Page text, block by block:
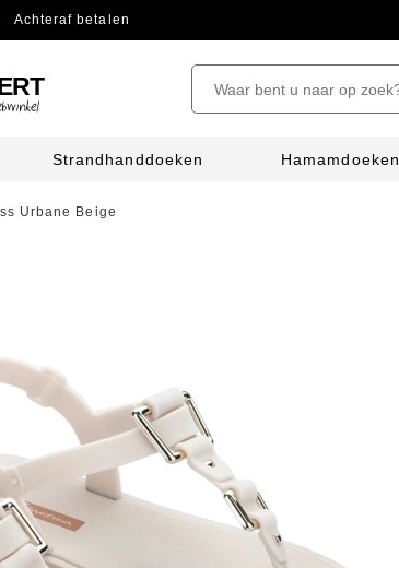
Achteraf betalen
Strandhanddoeken Hamamdoeken
Urbane Beige